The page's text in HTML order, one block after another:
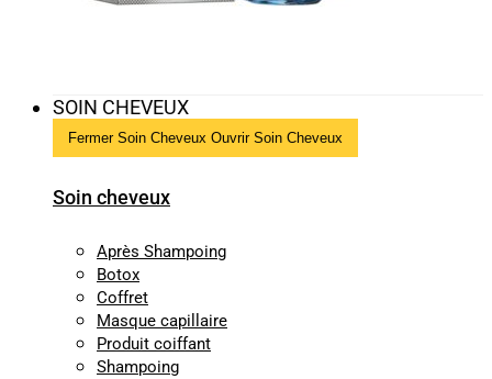
SOIN CHEVEUX
Fermer Soin Cheveux Ouvrir Soin Cheveux
Soin cheveux
Après Shampoing
Botox
Coffret
Masque capillaire
Produit coiffant
Shampoing